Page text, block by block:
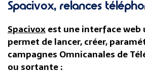
Spacivox, relances
Spacivoxest une interface web
permet de lancer, créer,
campagnes Omnicanales de
ou sortante :